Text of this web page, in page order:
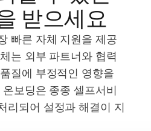
받으세요
빠른 자체 지원을 제공
는 외부 파트너와 협력
질에 부정적인 영향을
보딩은 종종 셀프서비
리되어 설정과 해결이 지